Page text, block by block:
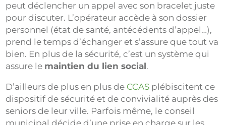
peut déclencher un appel avec son bracelet juste
pour discuter. L’opérateur accède à son dossier
personnel (état de santé, antécédents d’appel…),
prend le temps d’échanger et s’assure que tout va
bien. En plus de la sécurité, c’est un système qui
assure le maintien du lien social.
D’ailleurs de plus en plus de CCAS plébiscitent ce
dispositif de sécurité et de convivialité auprès des
seniors de leur ville. Parfois même, le conseil
municipal décide d’une prise en charge sur les